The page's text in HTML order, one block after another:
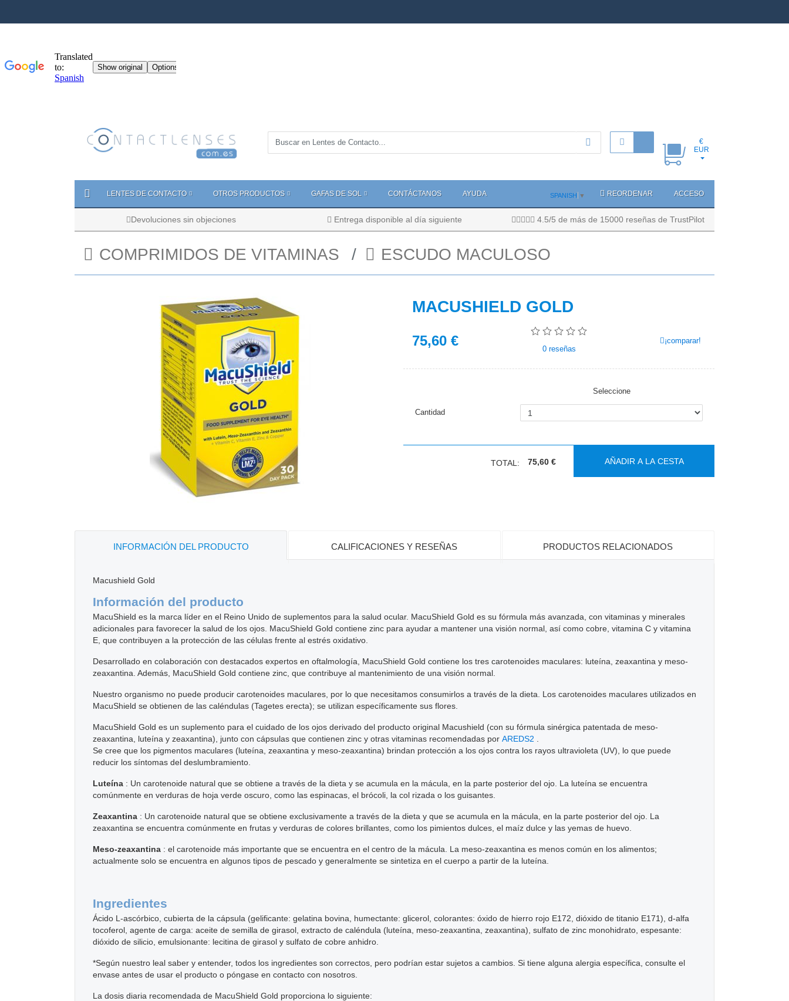
€
EUR
LENTES DE CONTACTO OTROS PRODUCTOS GAFAS DE SOL CONTÁCTANOS AYUDA SPANISH ▼ REORDENAR ACCESO
Devoluciones sin objeciones Entrega disponible al día siguiente 4.5/5 de más de 15000 reseñas de TrustPilot
COMPRIMIDOS DE VITAMINAS ESCUDO MACULOSO
MACUSHIELD GOLD
75,60 €
0reseñas
¡comparar!
Seleccione
Cantidad
TOTAL: 75,60 € AÑADIR A LA CESTA
INFORMACIÓN DEL PRODUCTO CALIFICACIONES Y RESEÑAS PRODUCTOS RELACIONADOS
Macushield Gold
Información del producto
MacuShield es la marca líder en el Reino Unido de suplementos para la salud ocular. MacuShield Gold es su fórmula más avanzada, con vitaminas y minerales
adicionales para favorecer la salud de los ojos. MacuShield Gold contiene zinc para ayudar a mantener una visión normal, así como cobre, vitamina C y vitamina
E, que contribuyen a la protección de las células frente al estrés oxidativo.
Desarrollado en colaboración con destacados expertos en oftalmología, MacuShield Gold contiene los tres carotenoides maculares: luteína, zeaxantina y meso-
zeaxantina. Además, MacuShield Gold contiene zinc, que contribuye al mantenimiento de una visión normal.
Nuestro organismo no puede producir carotenoides maculares, por lo que necesitamos consumirlos a través de la dieta. Los carotenoides maculares utilizados en
MacuShield se obtienen de las caléndulas (Tagetes erecta); se utilizan específicamente sus flores.
MacuShield Gold es un suplemento para el cuidado de los ojos derivado del producto original Macushield (con su fórmula sinérgica patentada de meso-
zeaxantina, luteína y zeaxantina), junto con cápsulas que contienen zinc y otras vitaminas recomendadas por AREDS2
Se cree que los pigmentos maculares (luteína, zeaxantina y meso-zeaxantina) brindan protección a los ojos contra los rayos ultravioleta (UV), lo que puede
reducir los síntomas del deslumbramiento.
Luteína : Un carotenoide natural que se obtiene a través de la dieta y se acumula en la mácula, en la parte posterior del ojo. La luteína se encuentra
comúnmente en verduras de hoja verde oscuro, como las espinacas, el brócoli, la col rizada o los guisantes.
Zeaxantina : Un carotenoide natural que se obtiene exclusivamente a través de la dieta y que se acumula en la mácula, en la parte posterior del ojo. La
zeaxantina se encuentra comúnmente en frutas y verduras de colores brillantes, como los pimientos dulces, el maíz dulce y las yemas de huevo.
Meso-zeaxantina : el carotenoide más importante que se encuentra en el centro de la mácula. La meso-zeaxantina es menos común en los alimentos;
actualmente solo se encuentra en algunos tipos de pescado y generalmente se sintetiza en el cuerpo a partir de la luteína.
Ingredientes
Ácido L-ascórbico, cubierta de la cápsula (gelificante: gelatina bovina, humectante: glicerol, colorantes: óxido de hierro rojo E172, dióxido de titanio E171), d-alfa
tocoferol, agente de carga: aceite de semilla de girasol, extracto de caléndula (luteína, meso-zeaxantina, zeaxantina), sulfato de zinc monohidrato, espesante:
dióxido de silicio, emulsionante: lecitina de girasol y sulfato de cobre anhidro.
*Según nuestro leal saber y entender, todos los ingredientes son correctos, pero podrían estar sujetos a cambios. Si tiene alguna alergia específica, consulte el
envase antes de usar el producto o póngase en contacto con nosotros.
La dosis diaria recomendada de MacuShield Gold proporciona lo siguiente: